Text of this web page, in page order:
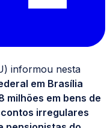
informou nesta
em Brasília
milhões em bens de
irregulares